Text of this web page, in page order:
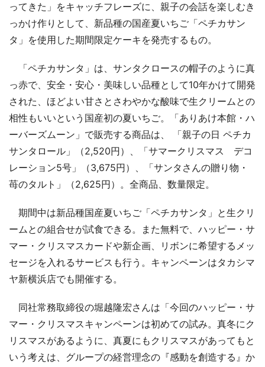
ってきた」をキャッチフレーズに、親子の会話を楽しむき
っかけ作りとして、新品種の国産夏いちご「ペチカサン
タ」を使用した期間限定ケーキを発売するもの。
「ペチカサンタ」は、サンタクロースの帽子のように真
っ赤で、安全・安心・美味しい品種として10年かけて開発
された、ほどよい甘さとさわやかな酸味で生クリームとの
相性もいいという国産初の夏いちご。「ありあけ本館・ハ
ーバーズムーン」で販売する商品は、 「親子の日 ペチカ
サンタロール」（2,520円）、「サマークリスマス デコ
レーション5号」（3,675円）、「サンタさんの贈り物・
苺のタルト」（2,625円）。全商品、数量限定。
期間中は新品種国産夏いちご「ペチカサンタ」と生クリ
ームとの組合せが試食できる。また無料で、ハッピー・サ
マー・クリスマスカードや新企画、リボンに希望するメッ
セージを入れるサービスも行う。キャンペーンはタカシマ
ヤ新横浜店でも開催する。
同社常務取締役の堀越隆宏さんは「今回のハッピー・サ
マー・クリスマスキャンペーンは初めての試み。真冬にク
リスマスがあるように、真夏にもクリスマスがあってもと
いう考えは、グループの経営理念の『感動を創造する』か